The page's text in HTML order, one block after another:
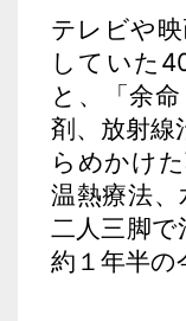
テレビや
していた
と、「余
剤、放射
らめかけ
温熱療法
二人三脚
約１年半